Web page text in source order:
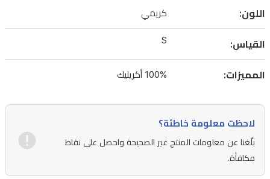
اللون: كريمي
القياس: S
المميزات: 100% أكريليك
لاحظت معلومة خاطئة؟
بلّغنا عن معلومات المنتج غير الصحيحة واحصل على نقاط
مكافأة.